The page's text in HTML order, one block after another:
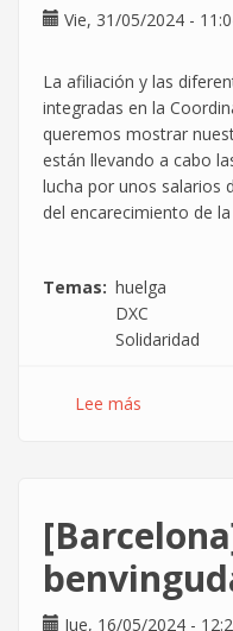
poder
Vie, 31/05/2024 -
La afiliación y las
integradas en la
queremos mostrar
están llevando a cabo
lucha por unos salarios
del encarecimiento de la
Temas
huelga
DXC
Solidaridad
Lee más
la
de
Jue, 16/05/2024 -